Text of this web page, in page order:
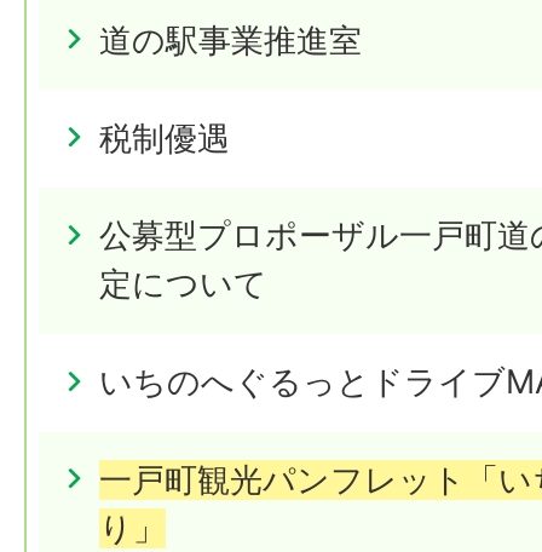
道の駅事業推進室
税制優遇
公募型プロポーザル一戸町
定について
いちのへぐるっとドライブ
一戸町観光パンフレット「
り」